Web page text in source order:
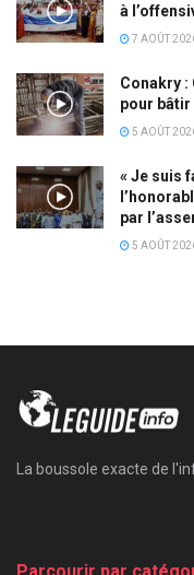
à
7 AOÛT
Conakry
pour bâtir
5 AOÛT
« Je suis
par
5 AOÛT
La boussole exacte de